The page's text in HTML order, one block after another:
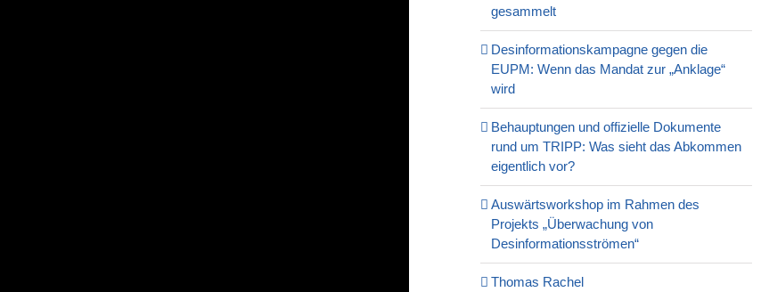
gesammelt
Desinformationskampagne gegen die
EUPM: Wenn das Mandat zur „Anklage“
wird
Behauptungen und offizielle Dokumente
rund um TRIPP: Was sieht das Abkommen
eigentlich vor?
Auswärtsworkshop im Rahmen des
Projekts „Überwachung von
Desinformationsströmen“
Thomas Rachel